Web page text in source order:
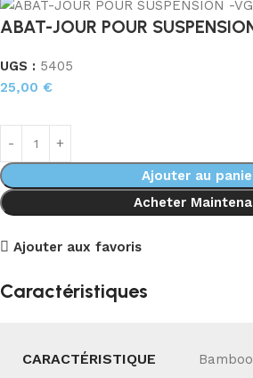
ABAT-JOUR POUR
UGS : 5405
25,00 €
Ajouter au
Acheter
Ajouter aux favoris
Caractéristiques
CARACTÉRISTIQUE